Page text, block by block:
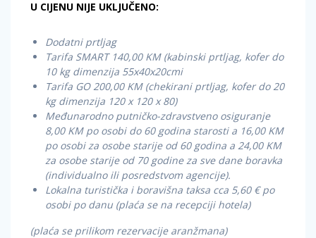
U CIJENU NIJE UKLJUČENO:
Dodatni prtljag
Tarifa SMART 140,00 KM (kabinski prtljag, kofer do
10 kg dimenzija 55x40x20cmi
Tarifa GO 200,00 KM (chekirani prtljag, kofer do 20
kg dimenzija 120 x 120 x 80)
Međunarodno putničko-zdravstveno osiguranje
8,00 KM po osobi do 60 godina starosti a 16,00 KM
po osobi za osobe starije od 60 godina a 24,00 KM
za osobe starije od 70 godine za sve dane boravka
(individualno ili posredstvom agencije).
Lokalna turistička i boravišna taksa cca 5,60 € po
osobi po danu (plaća se na recepciji hotela)
(plaća se prilikom rezervacije aranžmana)